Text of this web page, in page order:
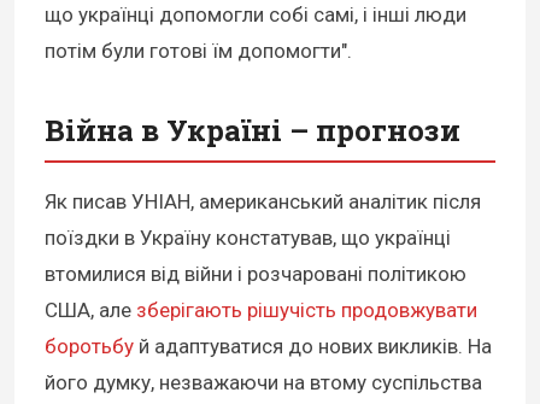
що українці допомогли собі самі, і інші люди
потім були готові їм допомогти".
Війна в Україні – прогнози
Як писав УНІАН, американський аналітик після
поїздки в Україну констатував, що українці
втомилися від війни і розчаровані політикою
США, але зберігають рішучість продовжувати
боротьбу й адаптуватися до нових викликів. На
його думку, незважаючи на втому суспільства